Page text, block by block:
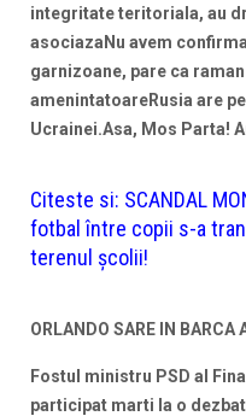
integritate teritoriala, au
asociazaNu avem
garnizoane, pare ca
amenintatoareRusia are
Ucrainei.Asa, Mos Parta!
Citeste si: SCANDAL
fotbal între copii s-a
terenul școlii!
ORLANDO SARE IN BARCA
Fostul ministru PSD al
participat marti la o